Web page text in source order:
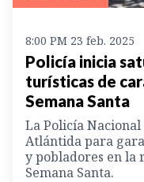
8:00 PM 23 feb. 2025
Policía inicia
turísticas de
Semana Santa
La Policía
Atlántida para
y pobladores en la
Semana Santa.